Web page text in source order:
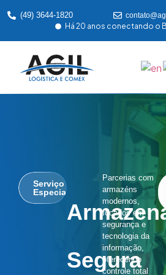
(49) 3644-1820
Há 20 anos conectando o
Serviço
Especializado
Segura
Parcerias com
armazéns
modernos,
focados em
segurança e
tecnologia da
informação,
oferecendo
controle total